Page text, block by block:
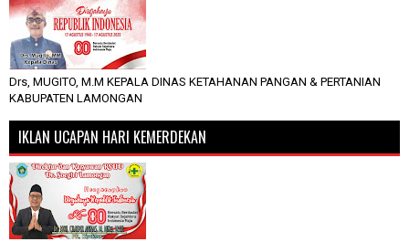
Drs, MUGITO, M.M KEPALA DINAS KETAHANAN PANGAN & PERTANIAN
KABUPATEN LAMONGAN
IKLAN UCAPAN HARI KEMERDEKAN